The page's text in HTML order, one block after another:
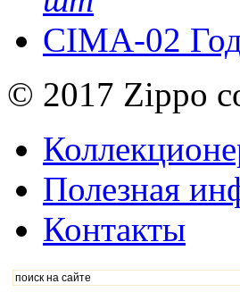
CIMA-02
© 2017 Zippo
Полезная
Контакты